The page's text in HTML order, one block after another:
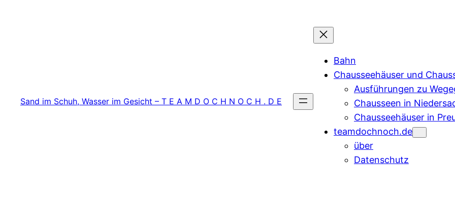
Sand im Schuh, Wasser im Gesicht – T E A M D O C H N O C H . D E
Bahn
Chausseehäuser und
Ausführungen zu
Chausseen in
Chausseehäuser in
teamdochnoch.de
über
Datenschutz